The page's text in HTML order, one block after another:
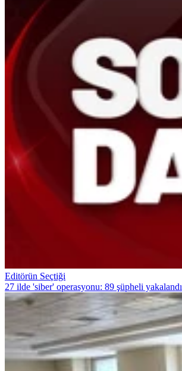
Editörün Seçtiği
27 ilde 'siber' operasyonu: 89 şüpheli yakalandı